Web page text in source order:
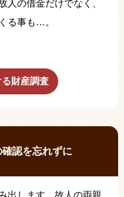
人の借金だけでなく、
る事も…。
財産調査
認を忘れずに